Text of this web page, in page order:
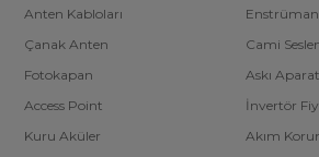
Anten Kabloları
Enstrüman
Çanak Anten
Cami
Fotokapan
Askı
Access Point
İnvertör
Kuru Aküler
Akım